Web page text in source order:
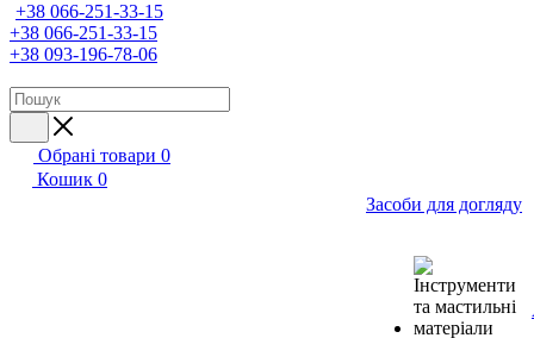
+38 066-251-33-15
+38 066-251-33-15
+38 093-196-78-06
Обрані товари 0
Кошик 0
Засоби для догляду